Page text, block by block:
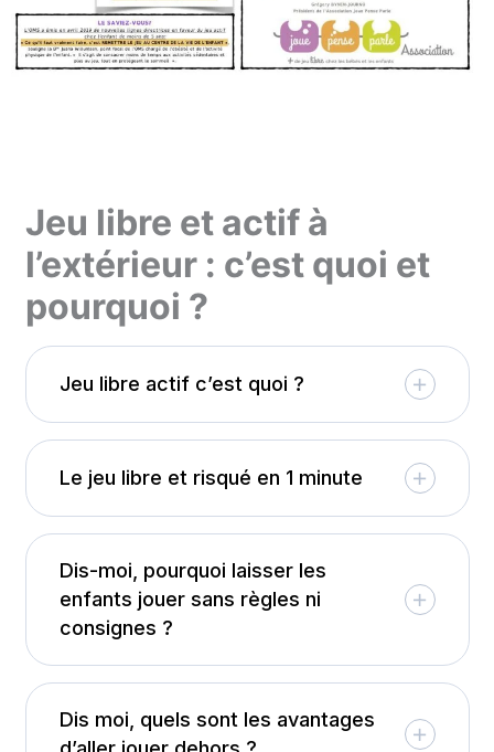
Jeu libre et actif à
l’extérieur : c’est quoi et
pourquoi ?
Jeu libre actif c’est quoi ?
Le jeu libre et risqué en 1 minute
Dis-moi, pourquoi laisser les
enfants jouer sans règles ni
consignes ?
Dis moi, quels sont les avantages